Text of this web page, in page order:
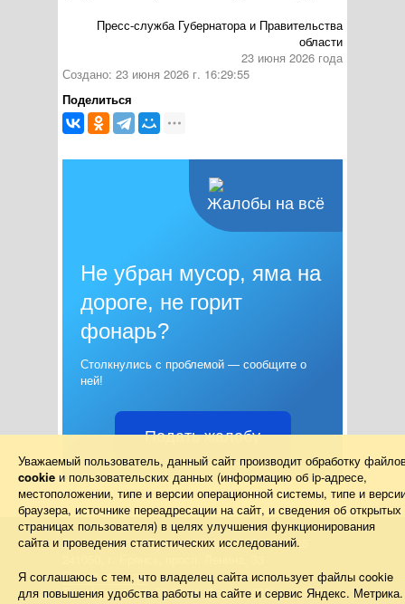
Пресс-служба Губернатора и Правительства
области
23 июня 2026 года
Создано: 23 июня 2026 г. 16:29:55
Поделиться
Жалобы на всё
Не убран мусор, яма на
дороге, не горит
фонарь?
Столкнулись с проблемой — сообщите о
ней!
Подать жалобу
Правительство Брянской области 2013–2026
Схема проезда
Телефон: (4832) 66-26-11, Факс: (4832) 41-13-10
Уважаемый пользователь, данный сайт производит обработку
cookie и пользовательских данных (информацию об ip-адресе,
местоположении, типе и версии операционной системы, типе и
браузера, источнике переадресации на сайт, и сведения об открытых
страницах пользователя) в целях улучшения функционирования
сайта и проведения статистических исследований.
Я соглашаюсь с тем, что владелец сайта использует файлы cookie
для повышения удобства работы на сайте и сервис Яндекс. Метрика.